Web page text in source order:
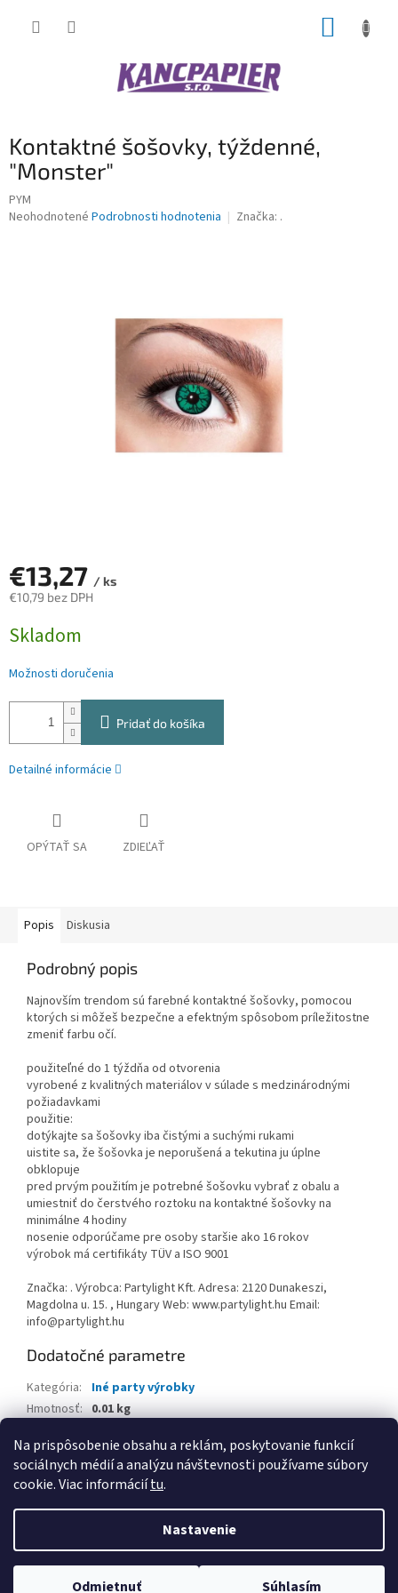
Na prispôsobenie obsahu a reklám, poskytovanie funkcií
sociálnych médií a analýzu návštevnosti používame súbory
cookie. Viac informáciítu.
Nastavenie
Odmietnuť Súhlasím
Kontaktné šošovky, týždenné,
"Monster"
PYM
Priemerné
Neohodnotené Podrobnosti hodnotenia Značka: .
€13,27 / ks
€10,79 bez DPH
cena:
Skladom
Možnosti doručenia
Pridať do košíka
Detailné informácie
OPÝTAŤ SA ZDIEĽAŤ
Popis Diskusia
Podrobný popis
Najnovším trendom sú farebné kontaktné šošovky, pomocou
ktorých si môžeš bezpečne a efektným spôsobom príležitostne
zmeniť farbu očí.
použiteľné do 1 týždňa od otvorenia
vyrobené z kvalitných materiálov v súlade s medzinárodnými
požiadavkami
použitie:
dotýkajte sa šošovky iba čistými a suchými rukami
uistite sa, že šošovka je neporušená a tekutina ju úplne
obklopuje
pred prvým použitím je potrebné šošovku vybrať z obalu a
umiestniť do čerstvého roztoku na kontaktné šošovky na
minimálne 4 hodiny
nosenie odporúčame pre osoby staršie ako 16 rokov
výrobok má certifikáty TÜV a ISO 9001
Značka: . Výrobca: Partylight Kft. Adresa: 2120 Dunakeszi,
Magdolna u. 15. , Hungary Web: www.partylight.hu Email:
info@partylight.hu
Dodatočné parametre
Kategória:
Iné party výrobky
Hmotnosť: 0.01 kg
Copyright 2026www.kancpapier.sk. Všetky práva vyhradené.
Upraviť nastavenie cookies